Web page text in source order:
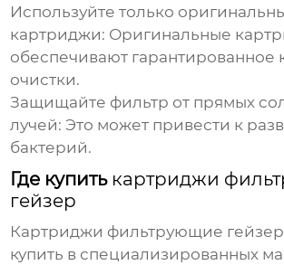
Используйте только
картриджи: Оригинальные
обеспечивают гарантированное
очистки.
Защищайте фильтр от прямых
лучей: Это может привести к
бактерий.
Где купить картриджи
гейзер
Картриджи фильтрующие гейзер
купить в специализированных